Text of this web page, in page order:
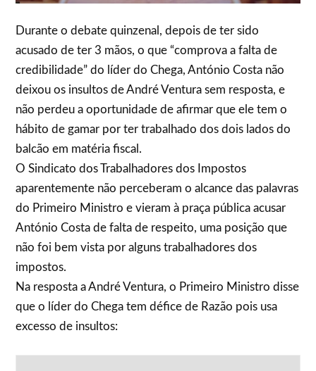
Durante o debate quinzenal, depois de ter sido
acusado de ter 3 mãos, o que “comprova a falta de
credibilidade” do líder do Chega, António Costa não
deixou os insultos de André Ventura sem resposta, e
não perdeu a oportunidade de afirmar que ele tem o
hábito de gamar por ter trabalhado dos dois lados do
balcão em matéria fiscal.
O Sindicato dos Trabalhadores dos Impostos
aparentemente não perceberam o alcance das palavras
do Primeiro Ministro e vieram à praça pública acusar
António Costa de falta de respeito, uma posição que
não foi bem vista por alguns trabalhadores dos
impostos.
Na resposta a André Ventura, o Primeiro Ministro disse
que o líder do Chega tem défice de Razão pois usa
excesso de insultos: